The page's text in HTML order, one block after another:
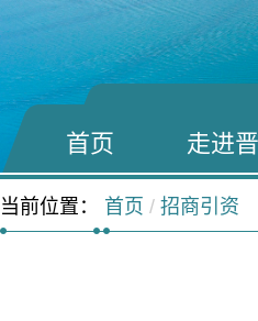
首页 走进
当前位置： 首页 / 招商引资